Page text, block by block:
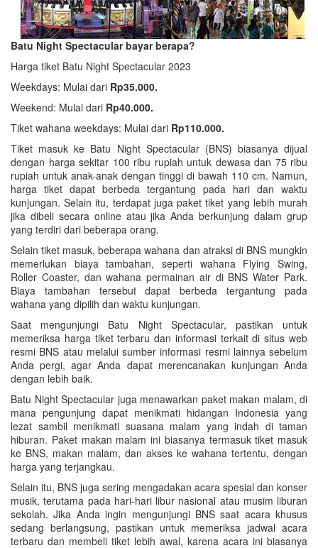
Batu Night Spectacular bayar berapa?
Harga tiket Batu Night Spectacular 2023
Weekdays: Mulai dari Rp35.000.
Weekend: Mulai dari Rp40.000.
Tiket wahana weekdays: Mulai dari Rp110.000.
Tiket masuk ke Batu Night Spectacular (BNS) biasanya dijual
dengan harga sekitar 100 ribu rupiah untuk dewasa dan 75 ribu
rupiah untuk anak-anak dengan tinggi di bawah 110 cm. Namun,
harga tiket dapat berbeda tergantung pada hari dan waktu
kunjungan. Selain itu, terdapat juga paket tiket yang lebih murah
jika dibeli secara online atau jika Anda berkunjung dalam grup
yang terdiri dari beberapa orang.
Selain tiket masuk, beberapa wahana dan atraksi di BNS mungkin
memerlukan biaya tambahan, seperti wahana Flying Swing,
Roller Coaster, dan wahana permainan air di BNS Water Park.
Biaya tambahan tersebut dapat berbeda tergantung pada
wahana yang dipilih dan waktu kunjungan.
Saat mengunjungi Batu Night Spectacular, pastikan untuk
memeriksa harga tiket terbaru dan informasi terkait di situs web
resmi BNS atau melalui sumber informasi resmi lainnya sebelum
Anda pergi, agar Anda dapat merencanakan kunjungan Anda
dengan lebih baik.
Batu Night Spectacular juga menawarkan paket makan malam, di
mana pengunjung dapat menikmati hidangan Indonesia yang
lezat sambil menikmati suasana malam yang indah di taman
hiburan. Paket makan malam ini biasanya termasuk tiket masuk
ke BNS, makan malam, dan akses ke wahana tertentu, dengan
harga yang terjangkau.
Selain itu, BNS juga sering mengadakan acara spesial dan konser
musik, terutama pada hari-hari libur nasional atau musim liburan
sekolah. Jika Anda ingin mengunjungi BNS saat acara khusus
sedang berlangsung, pastikan untuk memeriksa jadwal acara
terbaru dan membeli tiket lebih awal, karena acara ini biasanya